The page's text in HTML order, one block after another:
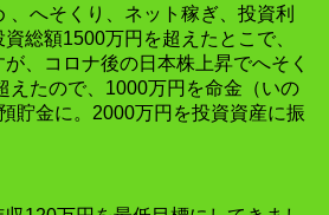
、へそくり、ネット稼ぎ、投資利
総額1500万円を超えたとこで、
、コロナ後の日本株上昇でへそく
えたので、1000万円を命金（いの
貯金に。2000万円を投資資産に振